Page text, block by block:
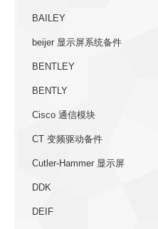
BAILEY
beijer 显示屏系统备件
BENTLEY
BENTLY
Cisco 通信模块
CT 变频驱动备件
Cutler-Hammer 显示屏
DDK
DEIF